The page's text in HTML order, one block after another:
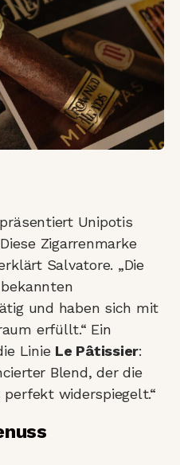
Unipotis
Zigarrenmarke
Salvatore. „Die
und haben sich mit
erfüllt.“ Ein
Linie Le Pâtissier:
Blend, der die
widerspiegelt.“